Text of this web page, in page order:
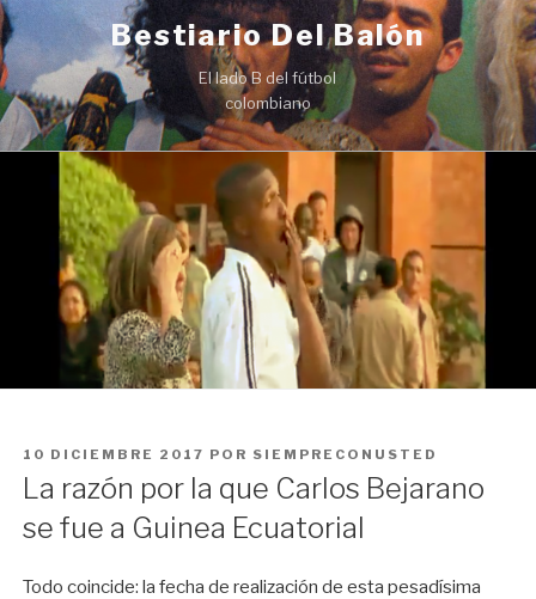
Ir
al
contenido
Bestiario Del Balón
El lado B del fútbol
colombiano
PUBLICADO
EN
10 DICIEMBRE 2017 POR SIEMPRECONUSTED
La razón por la que Carlos Bejarano
se fue a Guinea Ecuatorial
Todo coincide: la fecha de realización de esta pesadísima